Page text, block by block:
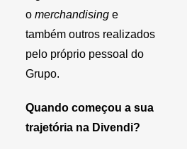
omerchandising e
também outros realizados
pelo próprio pessoal do
Grupo.
Quando começou a sua
trajetória na Divendi?